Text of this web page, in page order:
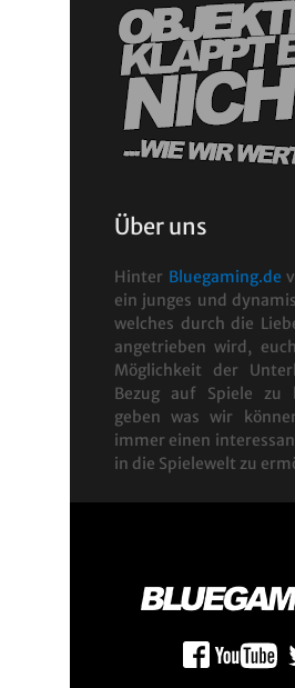
Über uns
Hinter Bluegaming.de
ein junges und
welches durch die
angetrieben wird,
Möglichkeit der
Bezug auf Spiele zu
geben was wir
immer einen
in die Spielewelt zu